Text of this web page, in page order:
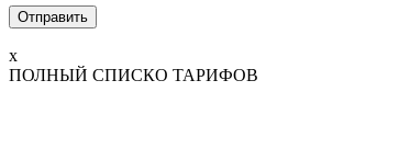
x
ПОЛНЫЙ СПИСКО ТАРИФОВ